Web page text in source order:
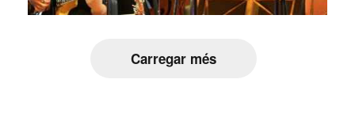
Carregar més